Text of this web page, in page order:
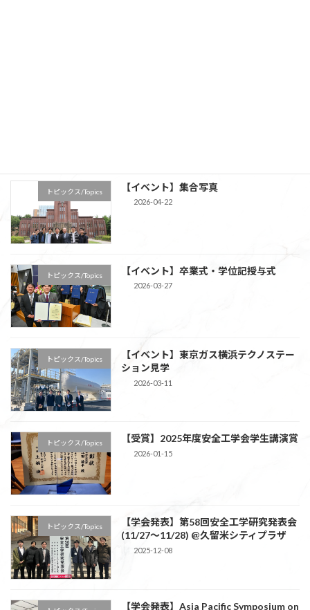
トピックス/Topics 【イベント】集合写真
2026-04-22
トピックス/Topics 【イベント】卒業式・学位記授与式
2026-03-27
トピックス/Topics
【イベント】東京ガス横浜テクノステー
ション見学
2026-03-11
トピックス/Topics 【受賞】2025年度安全工学会学生講演賞
2026-01-15
トピックス/Topics
【学会発表】第58回安全工学研究発表会
(11/27～11/28) @久留米シティプラザ
2025-12-08
【学会発表】Asia Pacific Symposium on